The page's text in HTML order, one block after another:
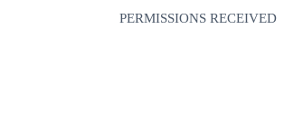
PERMISSIONS RECEIVED